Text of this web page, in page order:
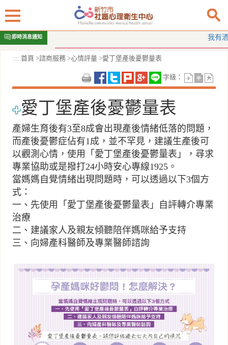
跳
到
即時消息通知 我有酒癮
::: 首頁 >諮商服務 >心情評量 >愛丁堡產後憂鬱量表
字級：
愛丁堡產後憂鬱量表
產婦生育後有3至8成會出現產後情緒低落的問題，
而產後憂鬱症佔有1成，並不罕見，建議生產後可
以觀測心情，使用「愛丁堡產後憂鬱量表」，尋求
專業協助或是撥打24小時安心專線1925。
當媽媽自覺情緒出現問題時，可以透過以下3個方
式：
一、先使用「愛丁堡產後憂鬱量表」自評轉介專業
治療
二、建議家人及親友傾聽陪伴媽咪給予支持
三、向婦產科醫師及專業醫師諮詢